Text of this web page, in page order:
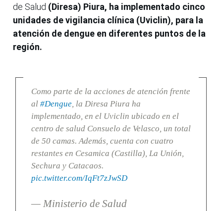
de Salud (Diresa) Piura, ha implementado cinco
unidades de vigilancia clínica (Uviclin), para la
atención de dengue en diferentes puntos de la
región.
Como parte de la acciones de atención frente
al #Dengue, la Diresa Piura ha
implementado, en el Uviclin ubicado en el
centro de salud Consuelo de Velasco, un total
de 50 camas. Además, cuenta con cuatro
restantes en Cesamica (Castilla), La Unión,
Sechura y Catacaos.
pic.twitter.com/IqFt7zJwSD
— Ministerio de Salud